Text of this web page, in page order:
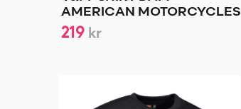
AMERICAN MOTORCYCLES
219 kr